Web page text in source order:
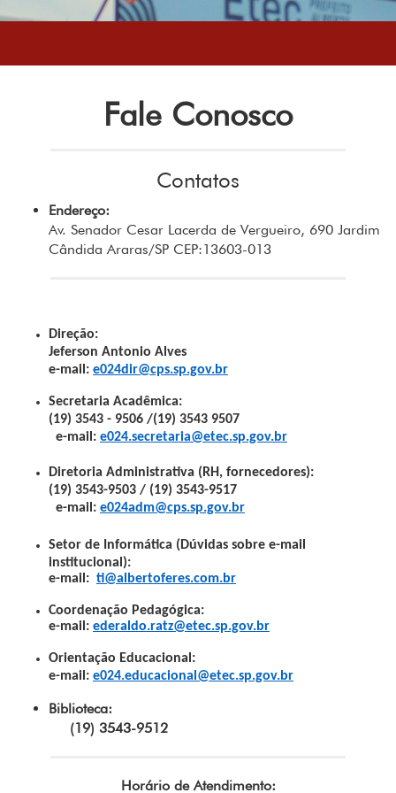
Fale Conosco
Contatos
Endereço:
Av. Senador Cesar Lacerda de Vergueiro, 690 Jardim
Cândida Araras/SP CEP:13603-013
Direção:
Jeferson Antonio Alves
e-mail: e024dir@cps.sp.gov.br
Secretaria Acadêmica:
(19) 3543 - 9506 /(19) 3543 9507
e-mail: e024.secretaria@etec.sp.gov.br
Diretoria Administrativa (RH, fornecedores):
(19) 3543-9503 / (19) 3543-9517
e-mail: e024adm@cps.sp.gov.br
Setor de Informática (Dúvidas sobre e-mail
institucional):
e-mail: ti@albertoferes.com.br
Coordenação Pedagógica:
e-mail: ederaldo.ratz@etec.sp.gov.br
Orientação Educacional:
e-mail: e024.educacional@etec.sp.gov.br
Biblioteca:
(19) 3543-9512
Horário de Atendimento: